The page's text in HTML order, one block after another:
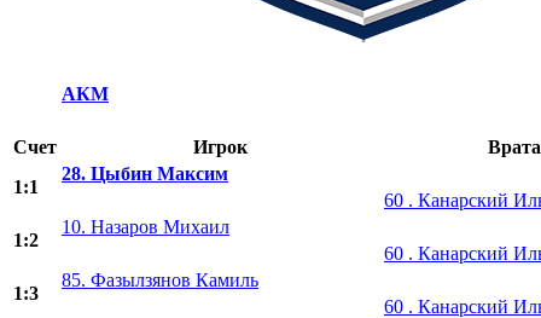
АКМ
Счет Игрок
1:1
28. Цыбин Максим
60 . Канарский
1:2
10. Назаров Михаил
60 . Канарский
1:3
85. Фазылзянов Камиль
60 . Канарский